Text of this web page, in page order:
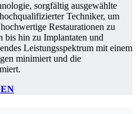
sorgfältig ausgewählte
Techniker, um
Restaurationen zu
hin zu Implantaten und
Leistungsspektrum mit einem
minimiert und die